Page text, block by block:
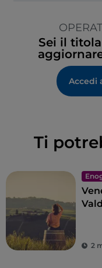
Sei il
Accedi
Ti
2